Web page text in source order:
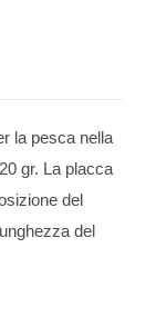
la pesca nella
gr. La placca
del
del